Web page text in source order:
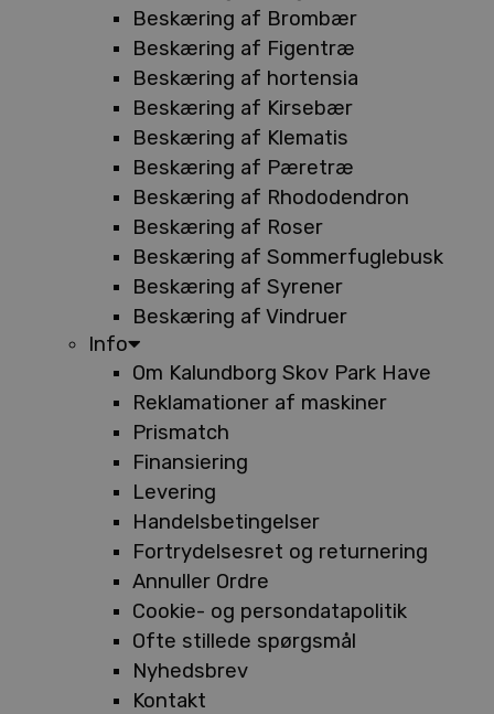
Beskæring af Brombær
Beskæring af Figentræ
Beskæring af hortensia
Beskæring af Kirsebær
Beskæring af Klematis
Beskæring af Pæretræ
Beskæring af Rhododendron
Beskæring af Roser
Beskæring af Sommerfuglebusk
Beskæring af Syrener
Beskæring af Vindruer
Info
Om Kalundborg Skov Park Have
Reklamationer af maskiner
Prismatch
Finansiering
Levering
Handelsbetingelser
Fortrydelsesret og returnering
Annuller Ordre
Cookie- og persondatapolitik
Ofte stillede spørgsmål
Nyhedsbrev
Kontakt